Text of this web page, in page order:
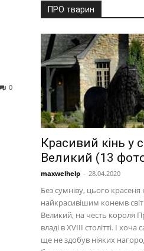
0
ПРО тварин
Красивий кінь у
Великий (13
maxwelhelp - 28.04.2020
Без сумніву, цього
найкрасивішим конемв
Великий, на честь короля
владі в XVIII столітті. І
ще не здобув ніяких